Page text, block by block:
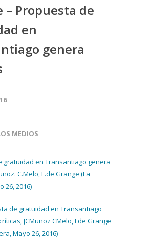
– Propuesta de
en
genera
MEDIOS
gratuidad en Transantiago genera
C.Melo, L.de Grange (La
26, 2016)
de gratuidad en Transantiago
JCMuñoz CMelo, Lde Grange
Mayo 26, 2016)